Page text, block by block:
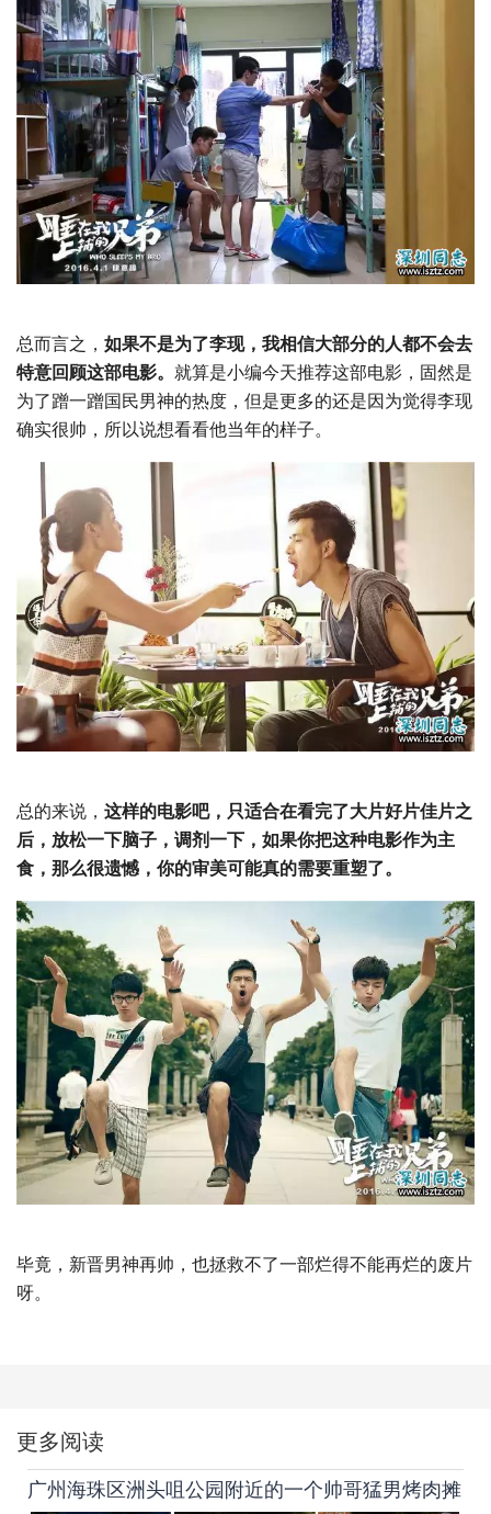
总而言之， 如果不是为了李现，我相信大部分的人都不会去
特意回顾这部电影。 就算是小编今天推荐这部电影，固然是
为了蹭一蹭国民男神的热度，但是更多的还是因为觉得李现
确实很帅，所以说想看看他当年的样子。
总的来说， 这样的电影吧，只适合在看完了大片好片佳片之
后，放松一下脑子，调剂一下，如果你把这种电影作为主
食，那么很遗憾，你的审美可能真的需要重塑了。
毕竟，新晋男神再帅，也拯救不了一部烂得不能再烂的废片
呀。
更多阅读
广州海珠区洲头咀公园附近的一个帅哥猛男烤肉摊